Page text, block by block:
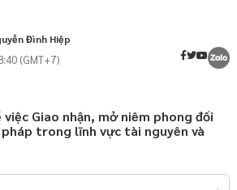
Đình Hiệp
(GMT+7)
Giao nhận, mở niêm phong đối
trong lĩnh vực tài nguyên và